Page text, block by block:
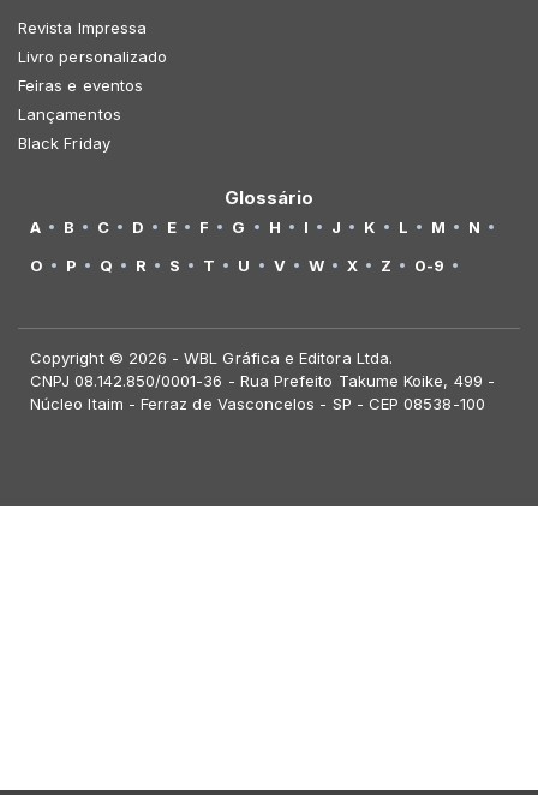
Revista Impressa
Livro personalizado
Feiras e eventos
Lançamentos
Black Friday
Glossário
A B C D E F G H I J K L M
N
O
P Q R S T U V W X Z 0-9
Copyright © 2026 - WBL Gráfica e Editora Ltda.
CNPJ 08.142.850/0001-36 - Rua Prefeito Takume Koike, 499 -
Núcleo Itaim - Ferraz de Vasconcelos - SP - CEP 08538-100